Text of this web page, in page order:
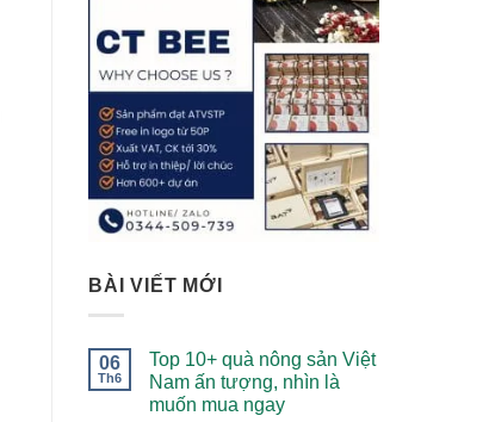
BÀI VIẾT MỚI
06
Th6
Top 10+ quà nông sản Việt
Nam ấn tượng, nhìn là
muốn mua ngay